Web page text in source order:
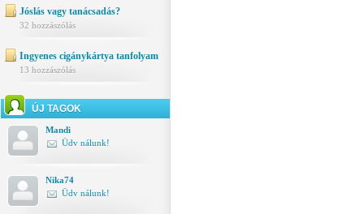
Jóslás vagy tanácsadás?
32 hozzászólás
Ingyenes cigánykártya tanfolyam
13 hozzászólás
ÚJ TAGOK
Mandi
Üdv nálunk!
Nika74
Üdv nálunk!